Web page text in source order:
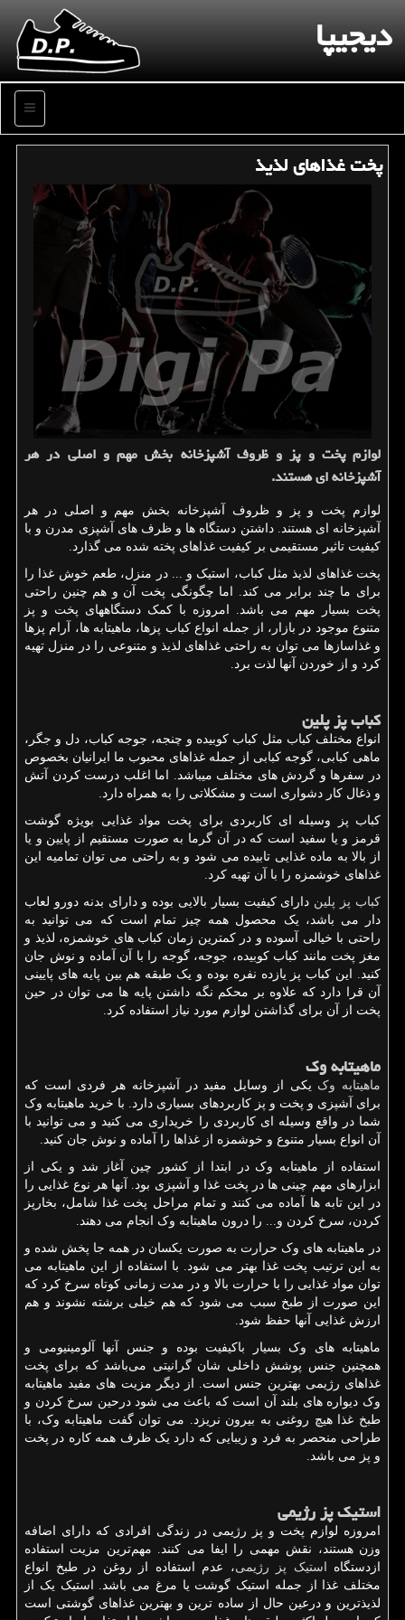
دیجیپا
منو
پخت غذاهای لذیذ
لوازم پخت و پز و ظروف آشپزخانه بخش مهم و اصلی در هر
آشپزخانه ای هستند.
لوازم پخت و پز و ظروف آشپزخانه بخش مهم و اصلی در هر
آشپزخانه ای هستند. داشتن دستگاه ها و ظرف های آشپزی مدرن و با
کیفیت تاثیر مستقیمی بر کیفیت غذاهای پخته شده می گذارد.
پخت غذاهای لذیذ مثل کباب، استیک و ... در منزل، طعم خوش غذا را
برای ما چند برابر می کند. اما چگونگی پخت آن و هم چنین راحتی
پخت بسیار مهم می باشد. امروزه با کمک دستگاههای پخت و پز
متنوع موجود در بازار، از جمله انواع کباب پزها، ماهیتابه ها، آرام پزها
و غذاسازها می توان به راحتی غذاهای لذیذ و متنوعی را در منزل تهیه
کرد و از خوردن آنها لذت برد.
کباب پز پلین
انواع مختلف کباب مثل کباب کوبیده و چنجه، جوجه کباب، دل و جگر،
ماهی کبابی، گوجه کبابی از جمله غذاهای محبوب ما ایرانیان بخصوص
در سفرها و گردش های مختلف میباشد. اما اغلب درست کردن آتش
و ذغال کار دشواری است و مشکلاتی را به همراه دارد.
کباب پز وسیله ای کاربردی برای پخت مواد غذایی بویژه گوشت
قرمز و یا سفید است که در آن گرما به صورت مستقیم از پایین و یا
از بالا به ماده غذایی تابیده می شود و به راحتی می توان تمامیه این
غذاهای خوشمزه را با آن تهیه کرد.
کباب پز پلین دارای کیفیت بسیار بالایی بوده و دارای بدنه دورو لعاب
دار می باشد، یک محصول همه چیز تمام است که می توانید به
راحتی با خیالی آسوده و در کمترین زمان کباب های خوشمزه، لذیذ و
مغز پخت مانند کباب کوبیده، جوجه، گوجه را با آن آماده و نوش جان
کنید. این کباب پز یازده نفره بوده و یک طبقه هم بین پایه های پایینی
آن قرا دارد که علاوه بر محکم نگه داشتن پایه ها می توان در حین
پخت از آن برای گذاشتن لوازم مورد نیاز استفاده کرد.
ماهیتابه وک
ماهیتابه وک یکی از وسایل مفید در آشپزخانه هر فردی است که
برای آشپزی و پخت و پز کاربردهای بسیاری دارد. با خرید ماهیتابه وک
شما در واقع وسیله ای کاربردی را خریداری می کنید و می توانید با
آن انواع بسیار متنوع و خوشمزه از غذاها را آماده و نوش جان کنید.
استفاده از ماهیتابه وک در ابتدا از کشور چین آغاز شد و یکی از
ابزارهای مهم چینی ها در پخت غذا و آشپزی بود. آنها هر نوع غذایی را
در این تابه ها آماده می کنند و تمام مراحل پخت غذا شامل، بخارپز
کردن، سرخ کردن و... را درون ماهیتابه وک انجام می دهند.
در ماهیتابه های وک حرارت به صورت یکسان در همه جا پخش شده و
به این ترتیب پخت غذا بهتر می شود. با استفاده از این ماهیتابه می
توان مواد غذایی را با حرارت بالا و در مدت زمانی کوتاه سرخ کرد که
این صورت از طبخ سبب می شود که هم خیلی برشته نشوند و هم
ارزش غذایی آنها حفظ شود.
ماهیتابه های وک بسیار باکیفیت بوده و جنس آنها آلومینیومی و
همچنین جنس پوشش داخلی شان گرانیتی می‌باشد که برای پخت
غذاهای رژیمی بهترین جنس است. از دیگر مزیت های مفید ماهیتابه
وک دیواره های بلند آن است که باعث می شود درحین سرخ کردن و
طبخ غذا هیچ روغنی به بیرون نریزد. می توان گفت ماهیتابه وک، با
طراحی منحصر به فرد و زیبایی که دارد یک ظرف همه کاره در پخت
و پز می باشد.
استیک پز رژیمی
امروزه لوازم پخت و پز رژیمی در زندگی افرادی که دارای اضافه
وزن هستند، نقش مهمی را ایفا می کنند. مهم‌ترین مزیت استفاده
ازدستگاه استیک پز رژیمی، عدم استفاده از روغن در طبخ انواع
مختلف غذا از جمله استیک گوشت یا مرغ می باشد. استیک یک از
لذیذترین و درعین حال از ساده ترین و بهترین غذاهای گوشتی است